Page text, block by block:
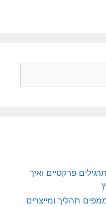
פרקטיים ואיך
תהליך ומייצרים